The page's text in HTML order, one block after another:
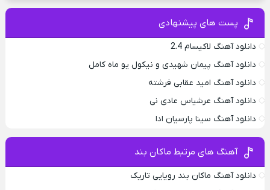
پست های پیشنهادی
دانلود آهنگ لاکیسام 2.4
دانلود آهنگ پیمان شهیدی و نیکول یو ماه کامل
دانلود آهنگ امید عقابی فرشته
دانلود آهنگ عرشیاس عادی نی
دانلود آهنگ سینا پارسیان ادا
آهنگ های مرتبط ماکان بند
دانلود آهنگ ماکان بند رویایی تاریک